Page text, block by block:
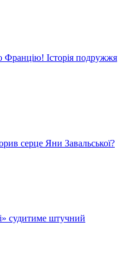
Історія подружжя
серце Яни Завальської?
судитиме штучний